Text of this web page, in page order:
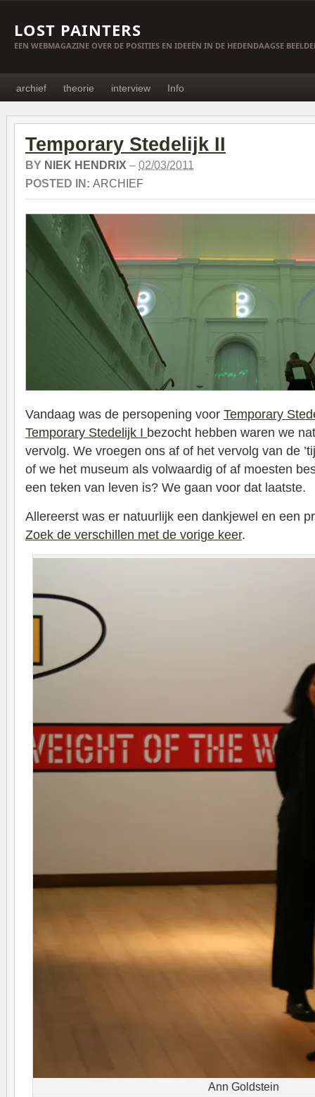
LOST PAINTERS
EEN WEBMAGAZINE OVER DE POSITIES EN IDEEËN IN DE HEDENDAAGSE
archief theorie interview Info
Temporary Stedelijk II
BY NIEK HENDRIX – 02/03/2011
POSTED IN: ARCHIEF
Vandaag was de persopening voor Temporary
Temporary Stedelijk I bezocht hebben waren we
vervolg. We vroegen ons af of het vervolg van de
of we het museum als volwaardig of af moesten
een teken van leven is? We gaan voor dat laatste.
Allereerst was er natuurlijk een dankjewel en een
Zoek de verschillen met de vorige keer.
Ann Goldstein